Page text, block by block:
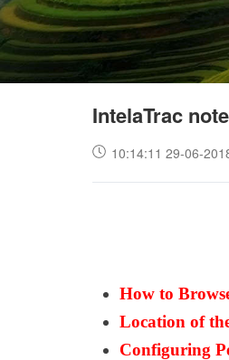
IntelaTrac
10:14:11 29-06-
How to
Location of
Configuring